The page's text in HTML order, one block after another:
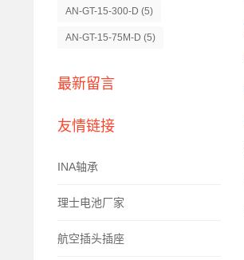
AN-GT-15-300-D (5)
AN-GT-15-75M-D (5)
最新留言
友情链接
INA轴承
理士电池厂家
航空插头插座